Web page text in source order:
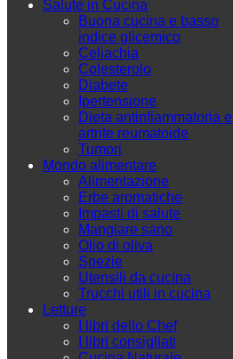
Salute in Cucina
Buona cucina e basso
indice glicemico
Celiachia
Colesterolo
Diabete
Ipertensione
Dieta antinfiammatoria e
artrite reumatoide
Tumori
Mondo alimentare
Alimentazione
Erbe aromatiche
Impasti di salute
Mangiare sano
Olio di oliva
Spezie
Utensili da cucina
Trucchi utili in cucina
Letture
I libri dello Chef
I libri consigliati